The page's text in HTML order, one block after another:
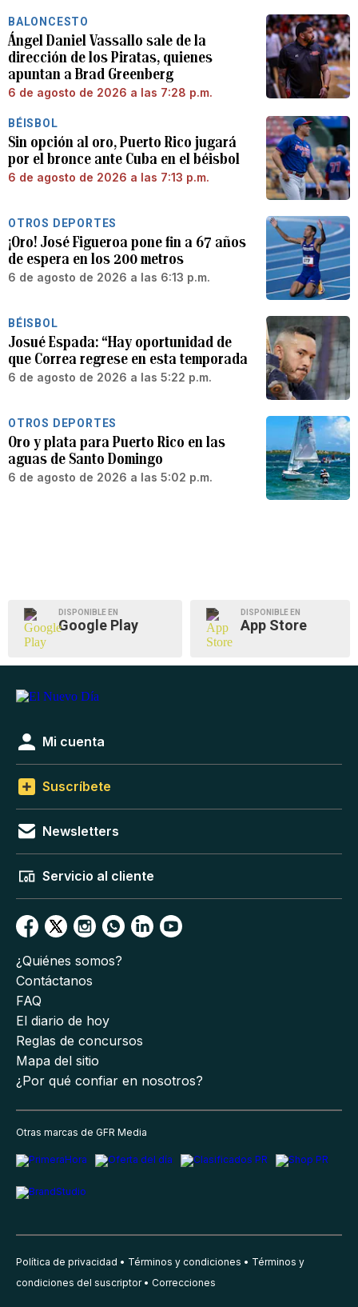
BALONCESTO
Ángel Daniel Vassallo sale de la
dirección de los Piratas, quienes
apuntan a Brad Greenberg
6 de agosto de 2026 a las 7:28 p.m.
BÉISBOL
Sin opción al oro, Puerto Rico jugará
por el bronce ante Cuba en el béisbol
6 de agosto de 2026 a las 7:13 p.m.
OTROS DEPORTES
¡Oro! José Figueroa pone fin a 67 años
de espera en los 200 metros
6 de agosto de 2026 a las 6:13 p.m.
BÉISBOL
Josué Espada: “Hay oportunidad de
que Correa regrese en esta temporada
6 de agosto de 2026 a las 5:22 p.m.
OTROS DEPORTES
Oro y plata para Puerto Rico en las
aguas de Santo Domingo
6 de agosto de 2026 a las 5:02 p.m.
DISPONIBLE EN
Google Play
DISPONIBLE EN
App Store
Mi cuenta
Suscríbete
Newsletters
Servicio al cliente
¿Quiénes somos?
Contáctanos
FAQ
El diario de hoy
Reglas de concursos
Mapa del sitio
¿Por qué confiar en nosotros?
Otras marcas de GFR Media
Política de privacidad Términos y condiciones
Términos y
condiciones del suscriptor
Correcciones